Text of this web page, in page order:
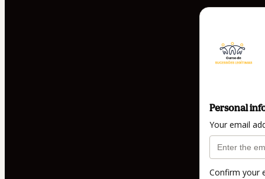
Personal
Your email
Confirm your